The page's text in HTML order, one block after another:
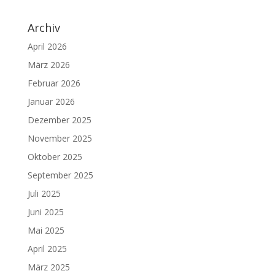
Archiv
April 2026
März 2026
Februar 2026
Januar 2026
Dezember 2025
November 2025
Oktober 2025
September 2025
Juli 2025
Juni 2025
Mai 2025
April 2025
März 2025